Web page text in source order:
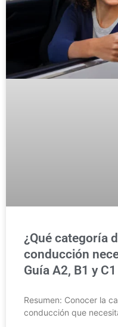
¿Qué categoría
conducción
Guía A2, B1 y C1
Resumen: Conocer la
conducción que